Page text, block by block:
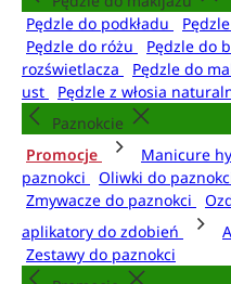
Pędzle do podkładu
Pędzle do różu
Pędzle do
rozświetlacza
Pędzle do
ust
Pędzle z włosia
Paznokcie
Promocje
Manicure
paznokci
Oliwki do
Zmywacze do paznokci
aplikatory do zdobień
Zestawy do paznokci